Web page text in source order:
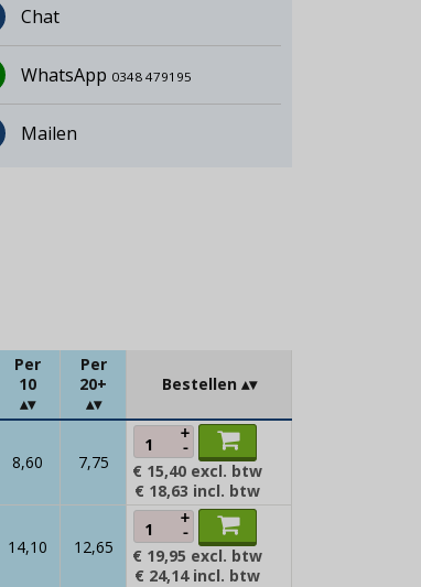
Chat
WhatsApp 0348 479195
Mailen
Per
10
Per
20+
Bestellen
8,60 7,75
+
-
€ 15,40 excl. btw
€ 18,63 incl. btw
14,10 12,65
+
-
€ 19,95 excl. btw
€ 24,14incl. btw